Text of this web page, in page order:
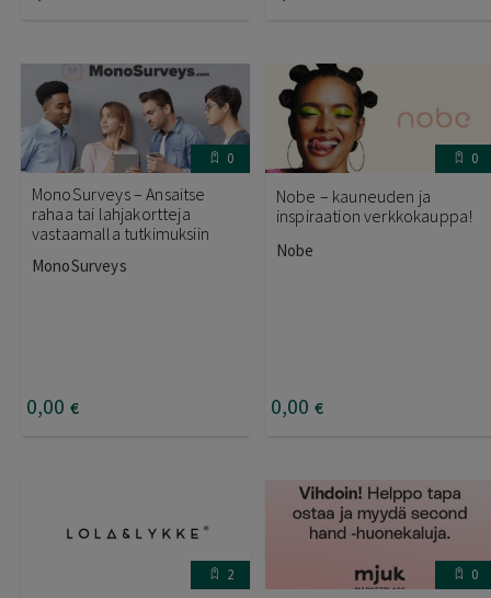
0
MonoSurveys – Ansaitse
rahaa tai lahjakortteja
vastaamalla tutkimuksiin
MonoSurveys
0,00 €
0
Nobe – kauneuden ja
inspiraation verkkokauppa!
Nobe
0,00 €
2 0